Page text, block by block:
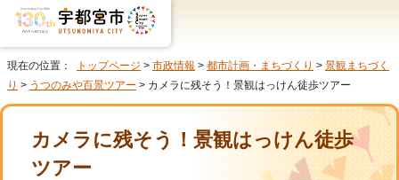
現在の位置： トップページ > 市政情報 > 都市計画・まちづくり > 景観まちづく
り > うつのみや百景ツアー > カメラに残そう！景観はっけん徒歩ツアー
カメラに残そう！景観はっけん徒歩
ツアー